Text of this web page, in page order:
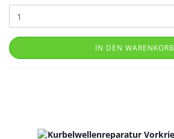
IN DEN WARENKORB